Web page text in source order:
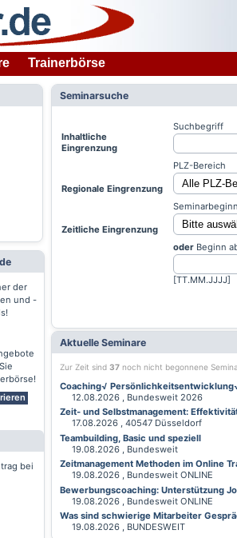
Trainerbörse
der
und -
bei
Seminarsuche
Inhaltliche
Eingrenzung
Suchbegriff
Regionale Eingrenzung
PLZ-Bereich
Zeitliche Eingrenzung
oder Beginn
[TT.MM.JJJJ]
Aktuelle Seminare
Zur Zeit sind 37 noch nicht begonnene
Coaching√
12.08.2026 , Bundesweit 2026
Zeit- und Selbstmanagement:
17.08.2026 , 40547 Düsseldorf
Teambuilding, Basic und speziell
19.08.2026 , Bundesweit
Zeitmanagement Methoden im Online
19.08.2026 , Bundesweit ONLINE
Bewerbungscoaching: Unterstützung
19.08.2026 , Bundesweit ONLINE
Was sind schwierige Mitarbeiter
19.08.2026 , BUNDESWEIT